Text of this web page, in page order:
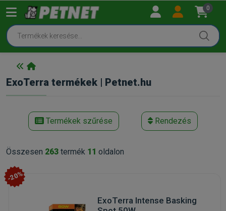
0
ExoTerra termékek | Petnet.hu
Termékek szűrése Rendezés
Összesen 263 termék 11 oldalon
-20%
ExoTerra Intense Basking